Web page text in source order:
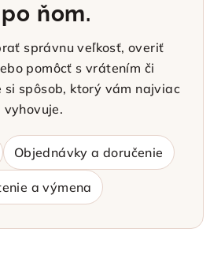
ňom.
správnu veľkosť, overiť
pomôcť s vrátením či
si spôsob, ktorý vám najviac
vyhovuje.
Objednávky a doručenie
a výmena